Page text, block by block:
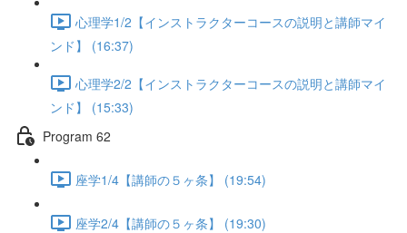
心理学1/2【インストラクターコースの説明と講師マイ
ンド】 (16:37)
心理学2/2【インストラクターコースの説明と講師マイ
ンド】 (15:33)
Program 62
座学1/4【講師の５ヶ条】 (19:54)
座学2/4【講師の５ヶ条】 (19:30)